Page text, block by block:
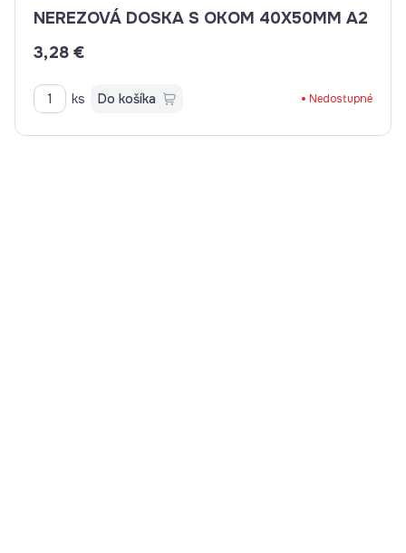
NEREZOVÁ DOSKA S OKOM 40X50MM A2
3,28 €
ks Do košíka Nedostupné